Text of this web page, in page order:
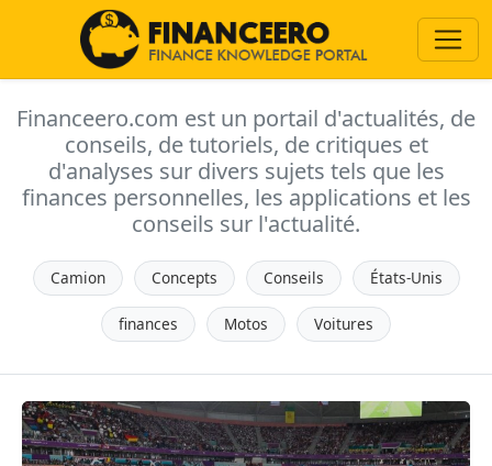
Financeero.com est un portail d'actualités, de
conseils, de tutoriels, de critiques et
d'analyses sur divers sujets tels que les
finances personnelles, les applications et les
conseils sur l'actualité.
Camion Concepts Conseils États-Unis
finances Motos Voitures